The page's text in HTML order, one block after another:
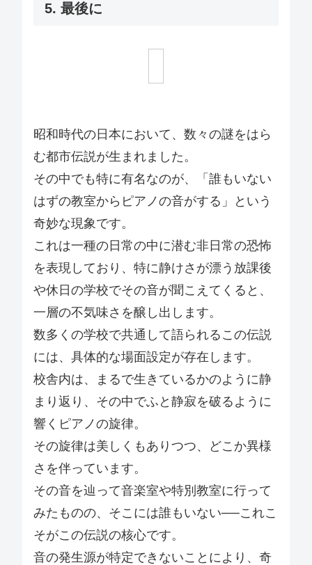
5. 最後に
昭和時代の日本において、数々の謎をはら
む都市伝説が生まれました。
その中でも特に有名なのが、「誰もいない
はずの教室からピアノの音がする」という
奇妙な現象です。
これは一種の日常の中に潜む非日常の恐怖
を表現しており、特に静けさが漂う放課後
や休日の学校でその音が聞こえてくると、
一層の不気味さを醸し出します。
数多くの学校で共通して語られるこの伝説
には、具体的な場面設定が存在します。
校舎内は、まるで生きているかのように静
まり返り、その中でふと静寂を破るように
響くピアノの旋律。
その旋律は美しくもありつつ、どこか異様
さを伴っています。
その音を辿って音楽室や特別教室に行って
みたものの、そこには誰もいない──これこ
そがこの伝説の核心です。
音の発生源が特定できないことにより、奇